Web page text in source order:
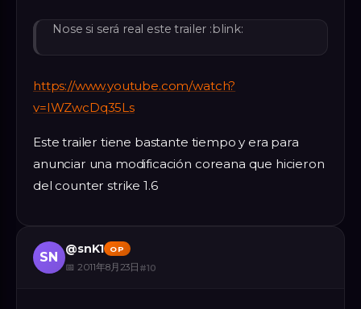
Nose si será real este trailer :blink:
https://www.youtube.com/watch?
v=IWZwcDq35Ls
Este trailer tiene bastante tiempo y era para
anunciar una modificación coreana que hicieron
del counter strike 1.6
SN
@snK1 OP
📅 2011年8月23日 #10